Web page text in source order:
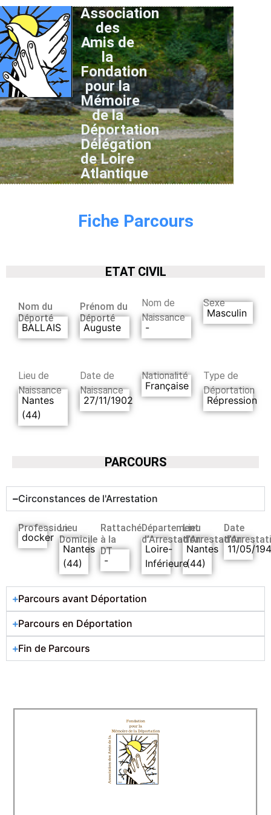
Association
des
Amis de
la
Fondation
pour la
Mémoire
de la
Déportation
Délégation
de Loire
Atlantique
Fiche Parcours
ETAT CIVIL
Nom du
Déporté
BALLAIS
Prénom du
Déporté
Auguste
Nom de
Naissance
-
Sexe
Masculin
Lieu de
Naissance
Nantes
(44)
Date de
Naissance
27/11/1902
Nationalité
Française
Type de
Déportation
Répression
PARCOURS
Circonstances de l'Arrestation
Profession
docker
Lieu
Domicile
Nantes
(44)
Rattaché
à la
DT
-
Département
d’Arrestation
Loire-
Inférieure
Lieu
d’Arrestation
Nantes
(44)
Date
11/05/
Parcours avant Déportation
Parcours en Déportation
Fin de Parcours